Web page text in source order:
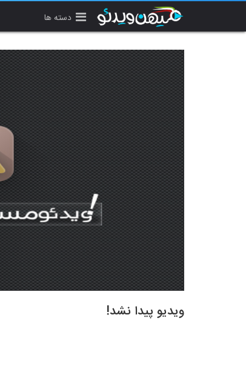
دسته ها
ویدیو پیدا نشد!